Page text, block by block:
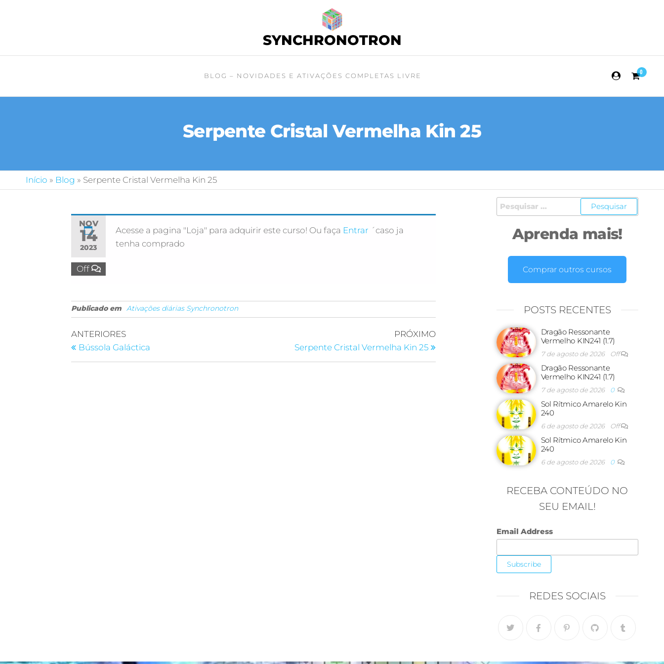
SYNCHRONOTRON
0
BLOG – NOVIDADES E ATIVAÇÕES COMPLETAS LIVRE
Serpente Cristal Vermelha Kin 25
Início » Blog » Serpente Cristal Vermelha Kin 25
NOV
14
2023
Off
Acesse a pagina "Loja" para adquirir este curso! Ou faça Entrar ´caso ja
tenha comprado
Publicado em Ativações diárias Synchronotron
ANTERIORES
Bússola Galáctica
PRÓXIMO
Serpente Cristal Vermelha Kin 25
Aprenda mais!
Comprar outros cursos
POSTS RECENTES
Dragão Ressonante
Vermelho KIN241 (1.7)
7 de agosto de 2026 Off
Dragão Ressonante
Vermelho KIN241 (1.7)
7 de agosto de 2026 0
Sol Rítmico Amarelo Kin
240
6 de agosto de 2026 Off
Sol Rítmico Amarelo Kin
240
6 de agosto de 2026 0
RECEBA CONTEÚDO NO
SEU EMAIL!
Email Address
REDES SOCIAIS